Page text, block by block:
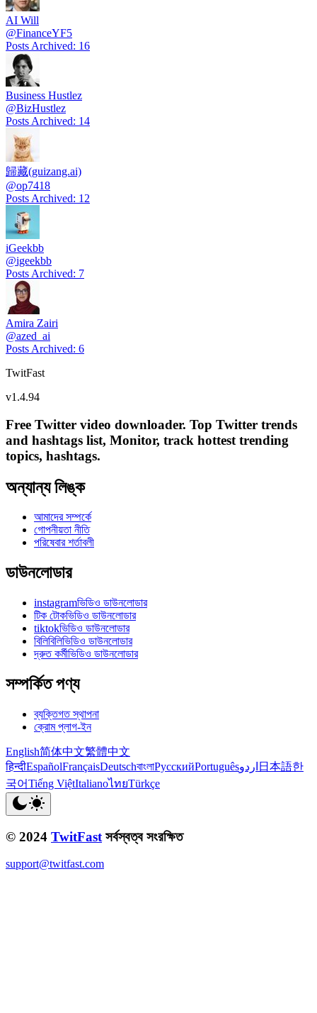
AI Will
@FinanceYF5
Posts Archived: 16
Business Hustlez
@BizHustlez
Posts Archived: 14
歸藏(guizang.ai)
@op7418
Posts Archived: 12
iGeekbb
@igeekbb
Posts Archived: 7
Amira Zairi
@azed_ai
Posts Archived: 6
TwitFast
v1.4.94
Free Twitter video downloader. Top Twitter trends
and hashtags list, Monitor, track hottest trending
topics, hashtags.
অন্যান্য লিঙ্ক
আমাদের সম্পর্কে
গোপনীয়তা নীতি
পরিষেবার শর্তাবলী
ডাউনলোডার
instagramভিডিও ডাউনলোডার
টিক টোকভিডিও ডাউনলোডার
tiktokভিডিও ডাউনলোডার
বিলিবিলিভিডিও ডাউনলোডার
দ্রুত কর্মীভিডিও ডাউনলোডার
সম্পর্কিত পণ্য
ব্যক্তিগত স্থাপনা
ক্রোম প্লাগ-ইন
English简体中文繁體中文
हिन्दीEspañolFrançaisDeutschবাংলাРусскийPortuguêsاردو 日本語한
국어Tiếng ViệtItalianoไทยTürkçe
© 2024 TwitFast সর্বস্বত্ব সংরক্ষিত
support@twitfast.com